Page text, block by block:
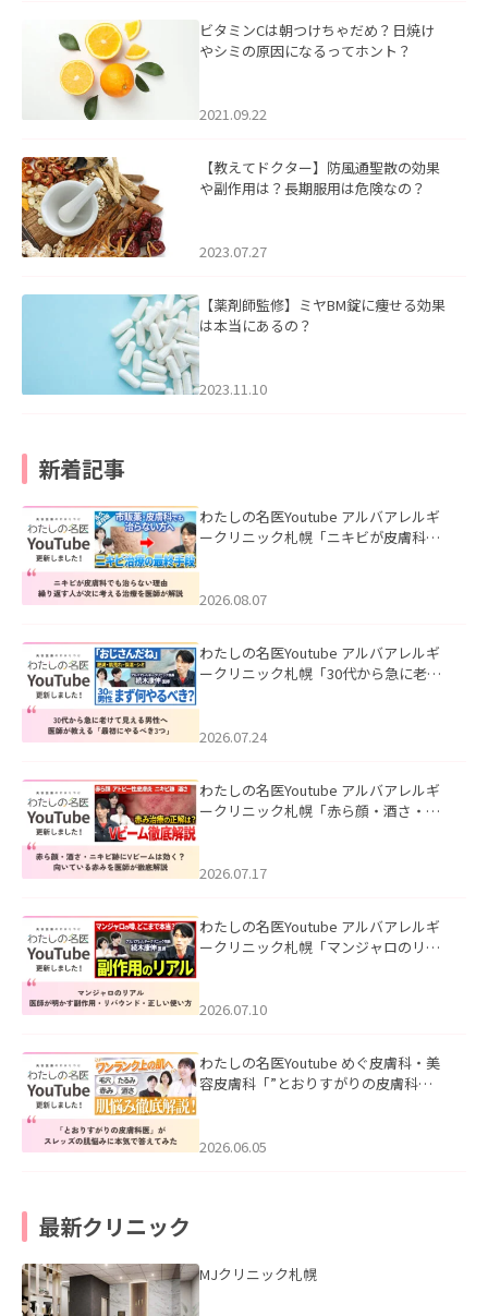
ビタミンCは朝つけちゃだめ？日焼け
やシミの原因になるってホント？
2021.09.22
【教えてドクター】防風通聖散の効果
や副作用は？長期服用は危険なの？
2023.07.27
【薬剤師監修】ミヤBM錠に痩せる効果
は本当にあるの？
2023.11.10
新着記事
わたしの名医Youtube アルバアレルギ
ークリニック札幌「ニキビが皮膚科で
ました。
2026.08.07
わたしの名医Youtube アルバアレルギ
ークリニック札幌「30代から急に老け
た。
2026.07.24
わたしの名医Youtube アルバアレルギ
ークリニック札幌「赤ら顔・酒さ・ニ
した。
2026.07.17
わたしの名医Youtube アルバアレルギ
ークリニック札幌「マンジャロのリア
た。
2026.07.10
わたしの名医Youtube めぐ皮膚科・美
容皮膚科「”とおりすがりの皮膚科
2026.06.05
最新クリニック
MJクリニック札幌